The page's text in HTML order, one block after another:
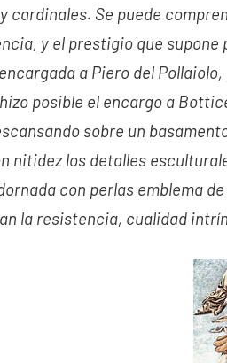
cardinales. Se puede
y el prestigio que
a Piero del
posible el encargo a
sobre un
nitidez los detalles
con perlas emblema
la resistencia, cualidad